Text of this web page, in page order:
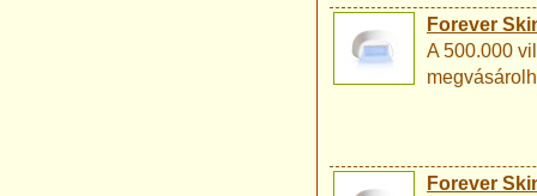
Forever
A 500.000
Forever